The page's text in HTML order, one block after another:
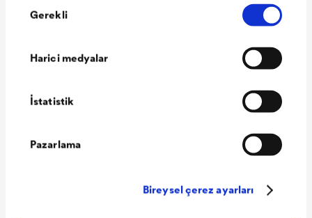
Seçimi
Gerekli
Harici medyalar
İstatistik
Pazarlama
Bireysel çerez ayarları
yüzey alanının %20'sini
geçmeyen 20 mm genişliğe
kadar açık derzli cephe
tasarımları için uygundur.
Yırtılma
yaklaşık 270/230 N/5 cm, EN
Su geçirimsiz W 1, EN 13859-